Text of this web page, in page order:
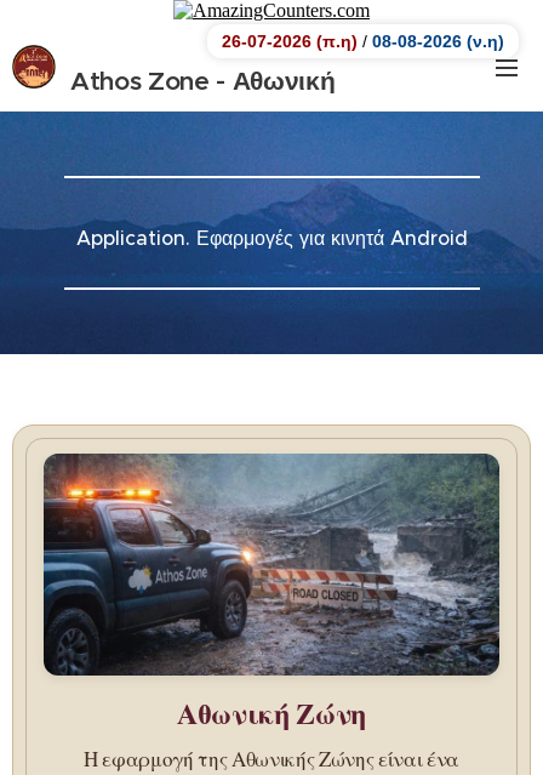
26-07-2026 (π.η) / 08-08-2026 (ν.η)
Athos Zone - Αθωνική
Application. Εφαρμογές για κινητά Android
Αθωνική Ζώνη
Η εφαρμογή της Αθωνικής Ζώνης είναι ένα